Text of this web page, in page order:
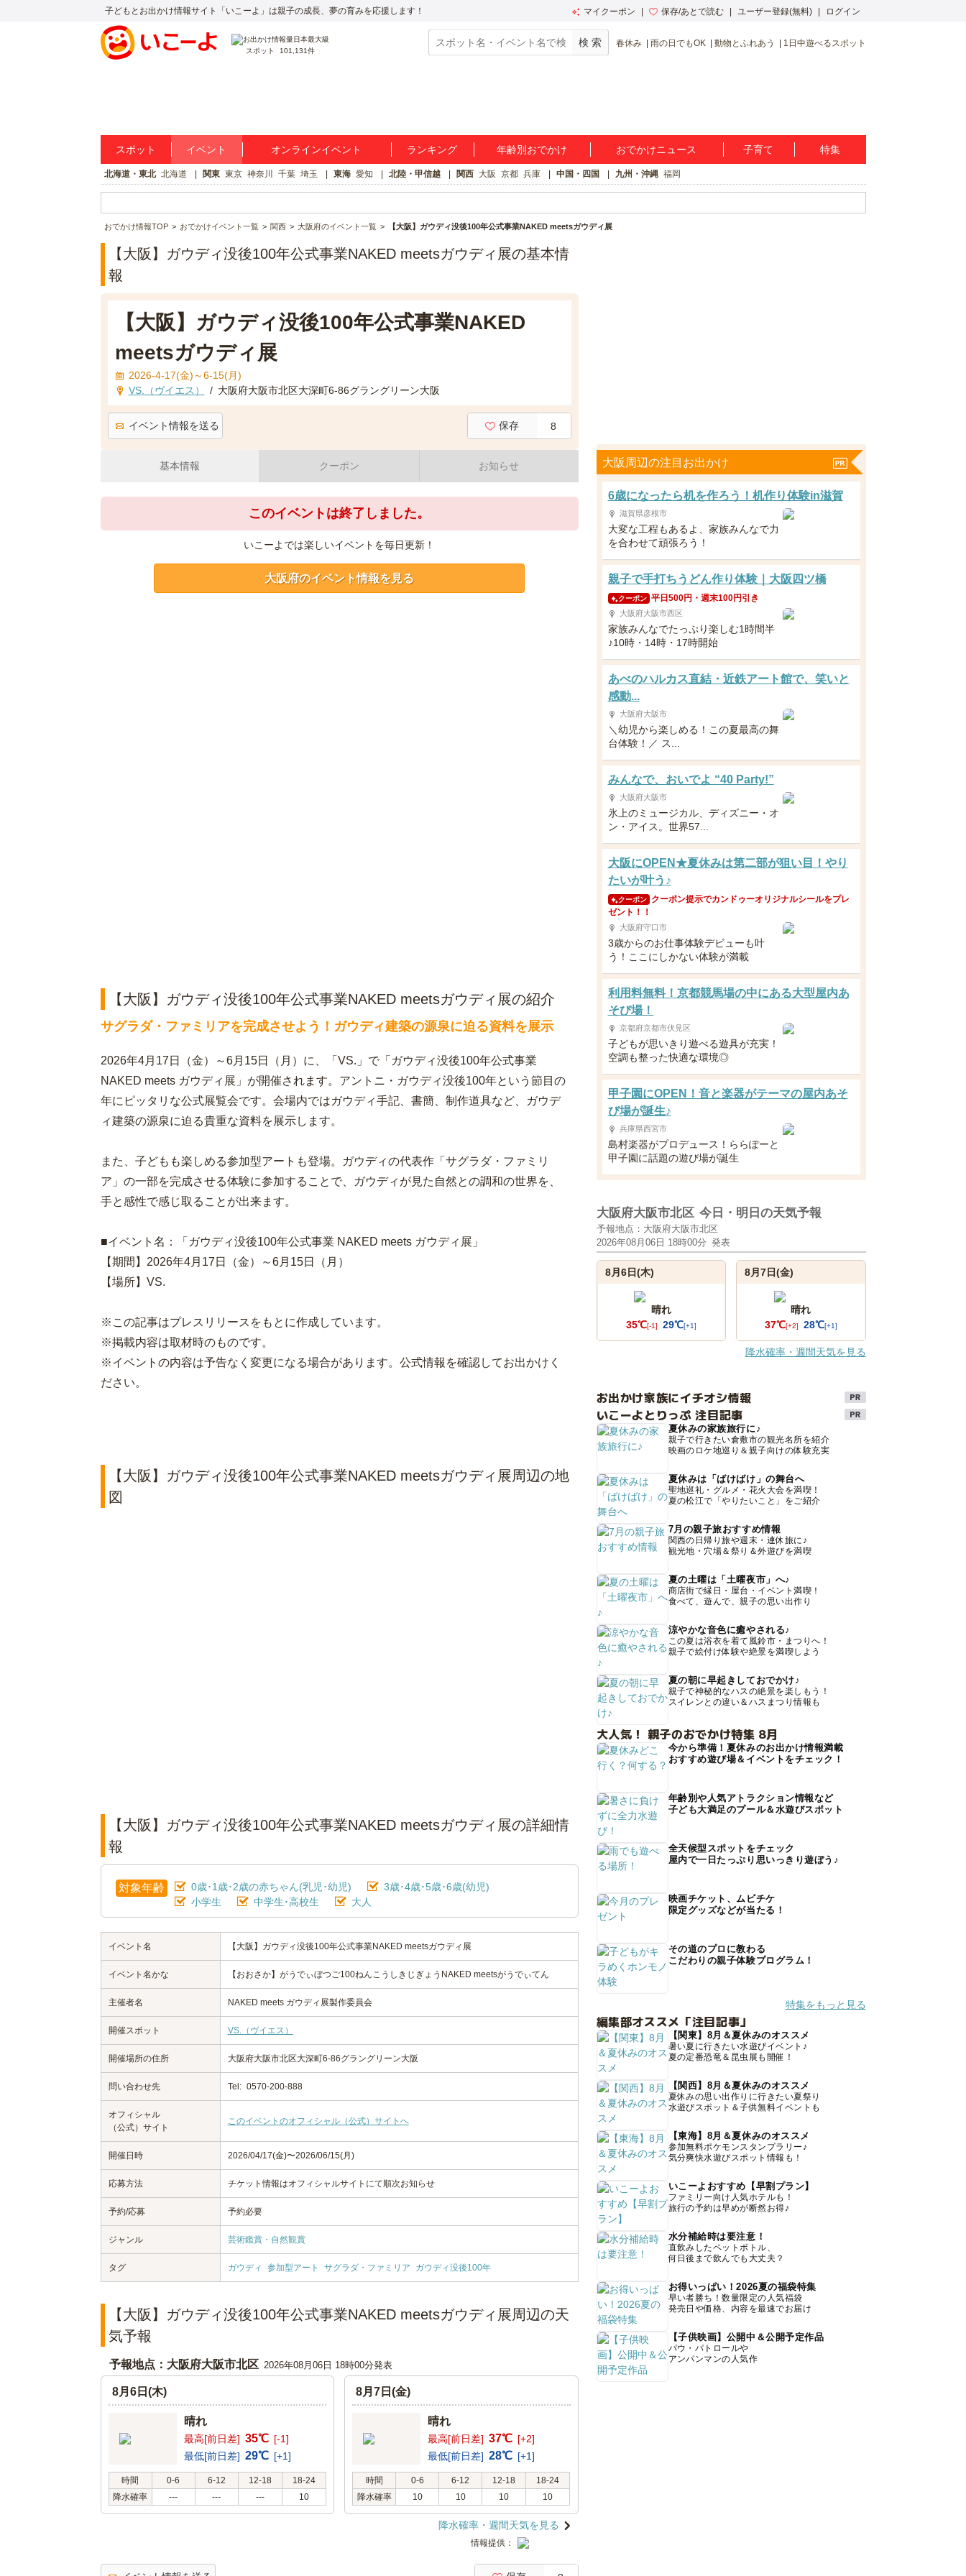
子どもとお出かけ情報サイト「いこーよ」は親子の成長、夢の育みを応援します！ マイクーポン 保存/あとで読む ユーザー登録(無料) ログイン
スポット 101,131件
春休み 雨の日でもOK 動物とふれあう 1日中遊べるスポット
スポット イベント オンラインイベント ランキング 年齢別おでかけ おでかけニュース 子育て 特集
北海道・東北 北海道 関東 東京 神奈川 千葉 埼玉 東海 愛知 北陸・甲信越 関西 大阪 京都 兵庫 中国・四国 九州・沖縄 福岡
おでかけ情報TOP おでかけイベント一覧 関西 大阪府のイベント一覧 【大阪】ガウディ没後100年公式事業NAKED meetsガウディ展
【大阪】ガウディ没後100年公式事業NAKED meetsガウディ展の基本情
報
【大阪】ガウディ没後100年公式事業NAKED
meetsガウディ展
2026-4-17(金)～6-15(月)
VS.（ヴイエス）
/ 大阪府大阪市北区大深町6-86グラングリーン大阪
イベント情報を送る 保存 8
基本情報 クーポン お知らせ
このイベントは終了しました。
いこーよでは楽しいイベントを毎日更新！
大阪府のイベント情報を見る
【大阪】ガウディ没後100年公式事業NAKED meetsガウディ展の紹介
サグラダ・ファミリアを完成させよう！ガウディ建築の源泉に迫る資料を展示
2026年4月17日（金）～6月15日（月）に、「VS.」で「ガウディ没後100年公式事業
NAKED meets ガウディ展」が開催されます。アントニ・ガウディ没後100年という節目の
年にピッタリな公式展覧会です。会場内ではガウディ手記、書簡、制作道具など、ガウデ
ィ建築の源泉に迫る貴重な資料を展示します。
また、子どもも楽しめる参加型アートも登場。ガウディの代表作「サグラダ・ファミリ
ア」の一部を完成させる体験に参加することで、ガウディが見た自然との調和の世界を、
手と感性で感じ取ることが出来ます。
■イベント名：「ガウディ没後100年公式事業 NAKED meets ガウディ展」
【期間】2026年4月17日（金）～6月15日（月）
【場所】VS.
※この記事はプレスリリースをもとに作成しています。
※掲載内容は取材時のものです。
※イベントの内容は予告なく変更になる場合があります。公式情報を確認してお出かけく
ださい。
【大阪】ガウディ没後100年公式事業NAKED meetsガウディ展周辺の地
図
【大阪】ガウディ没後100年公式事業NAKED meetsガウディ展の詳細情
報
対象年齢 0歳･1歳･2歳の赤ちゃん(乳児･幼児)
3歳･4歳･5歳･6歳(幼児)
小学生
中学生･高校生 大人
イベント名 【大阪】ガウディ没後100年公式事業NAKED meetsガウディ展
イベント名かな 【おおさか】がうでぃぼつご100ねんこうしきじぎょうNAKED meetsがうでぃてん
主催者名 NAKED meets ガウディ展製作委員会
開催スポット VS.（ヴイエス）
開催場所の住所 大阪府大阪市北区大深町6-86グラングリーン大阪
問い合わせ先 Tel: 0570-200-888
オフィシャル
（公式）サイト
このイベントのオフィシャル（公式）サイトへ
開催日時 2026/04/17(金)〜2026/06/15(月)
応募方法 チケット情報はオフィシャルサイトにて順次お知らせ
予約/応募 予約必要
ジャンル 芸術鑑賞・自然観賞
タグ ガウディ 参加型アート サグラダ・ファミリア ガウディ没後100年
【大阪】ガウディ没後100年公式事業NAKED meetsガウディ展周辺の天
気予報
予報地点：大阪府大阪市北区 2026年08月06日 18時00分発表
8月6日(木)
晴れ
最高[前日差] 35℃ [-1]
最低[前日差] 29℃ [+1]
時間 0-6 6-12 12-18
18-24
降水確率
--- --- --- 10
8月7日(金)
晴れ
最高[前日差] 37℃ [+2]
最低[前日差] 28℃ [+1]
時間 0-6 6-12 12-18
18-24
降水確率
10 10 10 10
降水確率・週間天気を見る
情報提供：
大阪周辺の注目お出かけ
6歳になったら机を作ろう！机作り体験in滋賀
滋賀県彦根市
大変な工程もあるよ、家族みんなで力
を合わせて頑張ろう！
親子で手打ちうどん作り体験｜大阪四ツ橋
クーポン 平日500円・週末100円引き
大阪府大阪市西区
家族みんなでたっぷり楽しむ1時間半
♪10時・14時・17時開始
あべのハルカス直結・近鉄アート館で、笑いと
感動...
大阪府大阪市
＼幼児から楽しめる！この夏最高の舞
台体験！／ ス...
みんなで、おいでよ “40 Party!”
大阪府大阪市
氷上のミュージカル、ディズニー・オ
ン・アイス。世界57...
大阪にOPEN★夏休みは第二部が狙い目！やり
たいが叶う♪
クーポン
クーポン提示でカンドゥーオリジナルシールをプレ
ゼント！！
大阪府守口市
3歳からのお仕事体験デビューも叶
う！ここにしかない体験が満載
利用料無料！京都競馬場の中にある大型屋内あ
そび場！
京都府京都市伏見区
子どもが思いきり遊べる遊具が充実！
空調も整った快適な環境◎
甲子園にOPEN！音と楽器がテーマの屋内あそ
び場が誕生♪
兵庫県西宮市
島村楽器がプロデュース！ららぽーと
甲子園に話題の遊び場が誕生
大阪府大阪市北区 今日・明日の天気予報
予報地点：大阪府大阪市北区
2026年08月06日 18時00分 発表
8月6日(木)
晴れ
35℃[-1] 29℃[+1]
8月7日(金)
晴れ
37℃[+2] 28℃[+1]
降水確率・週間天気を見る
お出かけ家族にイチオシ情報
いこーよとりっぷ 注目記事
夏休みの家族旅行に♪
親子で行きたい倉敷市の観光名所を紹介
映画のロケ地巡り＆親子向けの体験充実
夏休みは「ばけばけ」の舞台へ
聖地巡礼・グルメ・花火大会を満喫！
夏の松江で「やりたいこと」をご紹介
7月の親子旅おすすめ情報
関西の日帰り旅や週末・連休旅に♪
観光地・穴場＆祭り＆外遊びを満喫
夏の土曜は「土曜夜市」へ♪
商店街で縁日・屋台・イベント満喫！
食べて、遊んで、親子の思い出作り
涼やかな音色に癒やされる♪
この夏は浴衣を着て風鈴市・まつりへ！
親子で絵付け体験や絶景を満喫しよう
夏の朝に早起きしておでかけ♪
親子で神秘的なハスの絶景を楽しもう！
スイレンとの違い＆ハスまつり情報も
大人気！ 親子のおでかけ特集 8月
今から準備！夏休みのお出かけ情報満載
おすすめ遊び場＆イベントをチェック！
年齢別や人気アトラクション情報など
子ども大満足のプール＆水遊びスポット
全天候型スポットをチェック
屋内で一日たっぷり思いっきり遊ぼう♪
映画チケット、ムビチケ
限定グッズなどが当たる！
その道のプロに教わる
こだわりの親子体験プログラム！
特集をもっと見る
編集部オススメ「注目記事」
【関東】8月＆夏休みのオススメ
暑い夏に行きたい水遊びイベント♪
夏の定番恐竜＆昆虫展も開催！
【関西】8月＆夏休みのオススメ
夏休みの思い出作りに行きたい夏祭り
水遊びスポット＆子供無料イベントも
【東海】8月＆夏休みのオススメ
参加無料ポケモンスタンプラリー♪
気分爽快水遊びスポット情報も！
いこーよおすすめ【早割プラン】
ファミリー向け人気ホテルも！
旅行の予約は早めが断然お得♪
水分補給時は要注意！
直飲みしたペットボトル、
何日後まで飲んでも大丈夫？
お得いっぱい！2026夏の福袋特集
早い者勝ち！数量限定の人気福袋
発売日や価格、内容を最速でお届け
【子供映画】公開中＆公開予定作品
パウ・パトロールや
アンパンマンの人気作